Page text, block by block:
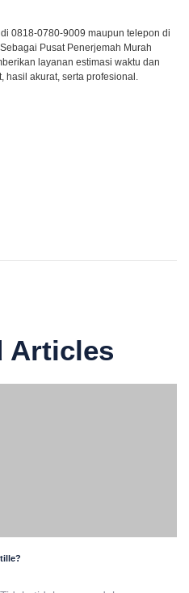
0818-0780-9009 maupun telepon di
Pusat Penerjemah Murah
layanan estimasi waktu dan
hasil akurat, serta profesional.
Articles